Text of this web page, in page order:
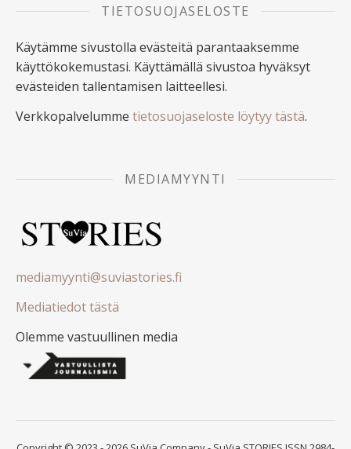
TIETOSUOJASELOSTE
Käytämme sivustolla evästeitä parantaaksemme
käyttökokemustasi. Käyttämällä sivustoa hyväksyt
evästeiden tallentamisen laitteellesi.
Verkkopalvelumme tietosuojaseloste löytyy tästä.
MEDIAMYYNTI
mediamyynti@suviastories.fi
Mediatiedot tästä
Olemme vastuullinen media